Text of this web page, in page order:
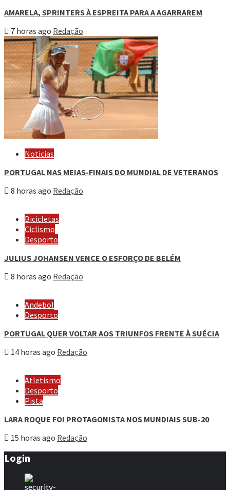
AMARELA, SPRINTERS À ESPREITA PARA A AGARRAREM
7 horas ago Redação
Noticias
PORTUGAL NAS MEIAS-FINAIS DO MUNDIAL DE VETERANOS
8 horas ago Redação
Bicicletas
Ciclismo
Desporto
JULIUS JOHANSEN VENCE O ESFORÇO DE BELÉM
8 horas ago Redação
Andebol
Desporto
PORTUGAL QUER VOLTAR AOS TRIUNFOS FRENTE À SUÉCIA
14 horas ago Redação
Atletismo
Desporto
Pista
LARA ROQUE FOI PROTAGONISTA NOS MUNDIAIS SUB-20
15 horas ago Redação
Login